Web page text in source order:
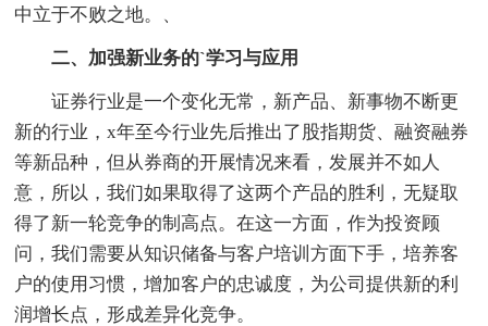
中立于不败之地。、
二、加强新业务的`学习与应用
证券行业是一个变化无常，新产品、新事物不断更
新的行业，x年至今行业先后推出了股指期货、融资融券
等新品种，但从券商的开展情况来看，发展并不如人
意，所以，我们如果取得了这两个产品的胜利，无疑取
得了新一轮竞争的制高点。在这一方面，作为投资顾
问，我们需要从知识储备与客户培训方面下手，培养客
户的使用习惯，增加客户的忠诚度，为公司提供新的利
润增长点，形成差异化竞争。